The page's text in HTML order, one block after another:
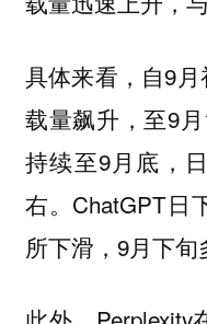
具体来看，自9
载量飙升，至9
持续至9月底，
右。ChatGPT日
所下滑，9月下旬